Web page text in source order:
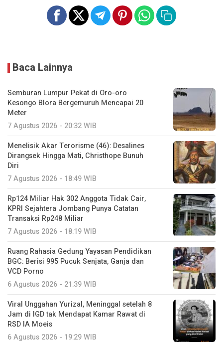
Baca Lainnya
Semburan Lumpur Pekat di Oro-oro
Kesongo Blora Bergemuruh Mencapai 20
Meter
7 Agustus 2026 - 20:32 WIB
Menelisik Akar Terorisme (46): Desalines
Dirangsek Hingga Mati, Christhope Bunuh
Diri
7 Agustus 2026 - 18:49 WIB
Rp124 Miliar Hak 302 Anggota Tidak Cair,
KPRI Sejahtera Jombang Punya Catatan
Transaksi Rp248 Miliar
7 Agustus 2026 - 18:19 WIB
Ruang Rahasia Gedung Yayasan Pendidikan
BGC: Berisi 995 Pucuk Senjata, Ganja dan
VCD Porno
6 Agustus 2026 - 21:39 WIB
Viral Unggahan Yurizal, Meninggal setelah 8
Jam di IGD tak Mendapat Kamar Rawat di
RSD IA Moeis
6 Agustus 2026 - 19:29 WIB